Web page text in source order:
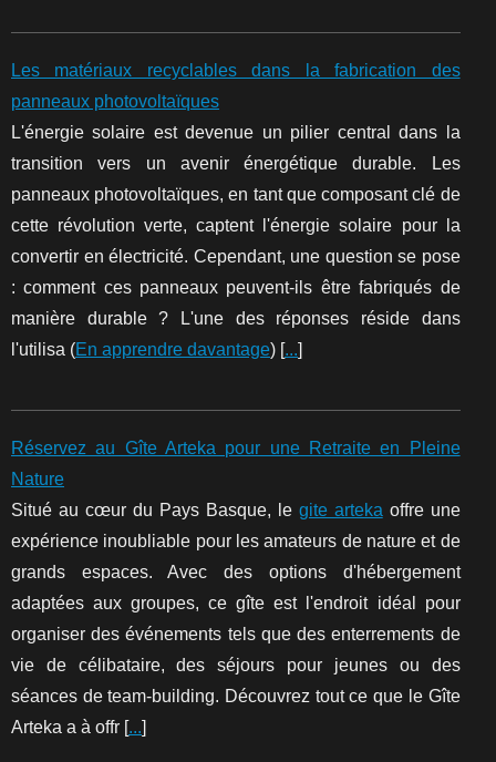
Les matériaux recyclables dans la fabrication des
panneaux photovoltaïques
L'énergie solaire est devenue un pilier central dans la
transition vers un avenir énergétique durable. Les
panneaux photovoltaïques, en tant que composant clé de
cette révolution verte, captent l'énergie solaire pour la
convertir en électricité. Cependant, une question se pose
: comment ces panneaux peuvent-ils être fabriqués de
manière durable ? L'une des réponses réside dans
l'utilisa (En apprendre davantage) [...]
Réservez au Gîte Arteka pour une Retraite en Pleine
Nature
Situé au cœur du Pays Basque, le gite arteka offre une
expérience inoubliable pour les amateurs de nature et de
grands espaces. Avec des options d'hébergement
adaptées aux groupes, ce gîte est l'endroit idéal pour
organiser des événements tels que des enterrements de
vie de célibataire, des séjours pour jeunes ou des
séances de team-building. Découvrez tout ce que le Gîte
Arteka a à offr [...]